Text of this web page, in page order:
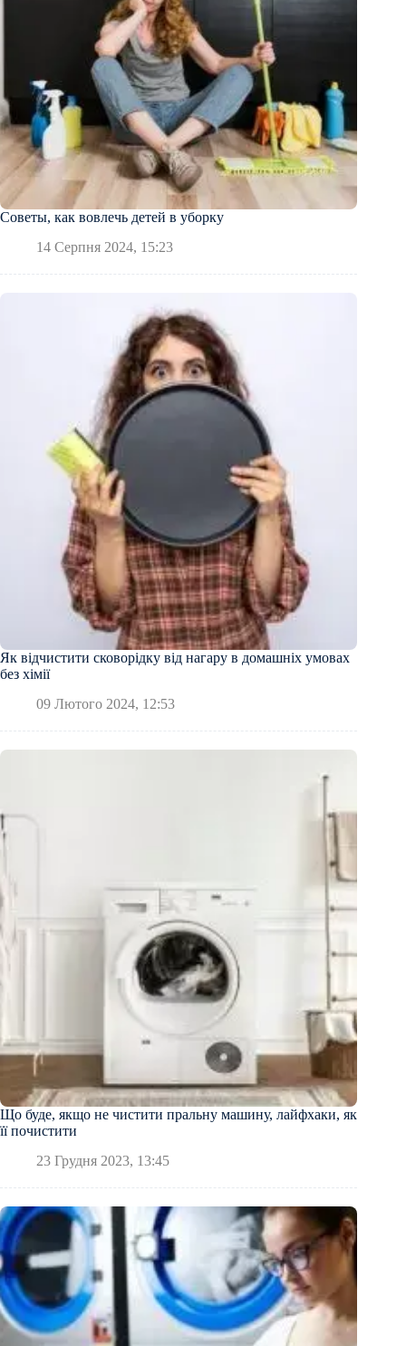
Советы, как вовлечь детей в уборку
14 Серпня 2024, 15:23
Як відчистити сковорідку від нагару в домашніх умовах
без хімії
09 Лютого 2024, 12:53
Що буде, якщо не чистити пральну машину, лайфхаки, як
її почистити
23 Грудня 2023, 13:45